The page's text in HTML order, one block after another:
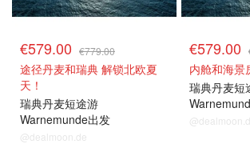
€579.00 €779.00
途径丹麦和瑞典 解锁北欧夏
天！
瑞典丹麦短途游
Warnemunde出发
@dealmoon.de
€579.00
内舱和海景
瑞典丹麦短